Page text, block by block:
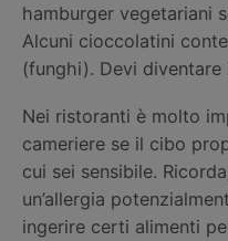
hamburger vegetariani
Alcuni cioccolatini
(funghi). Devi
Nei ristoranti è molto
cameriere se il cibo
cui sei sensibile.
un’allergia
ingerire certi alimenti